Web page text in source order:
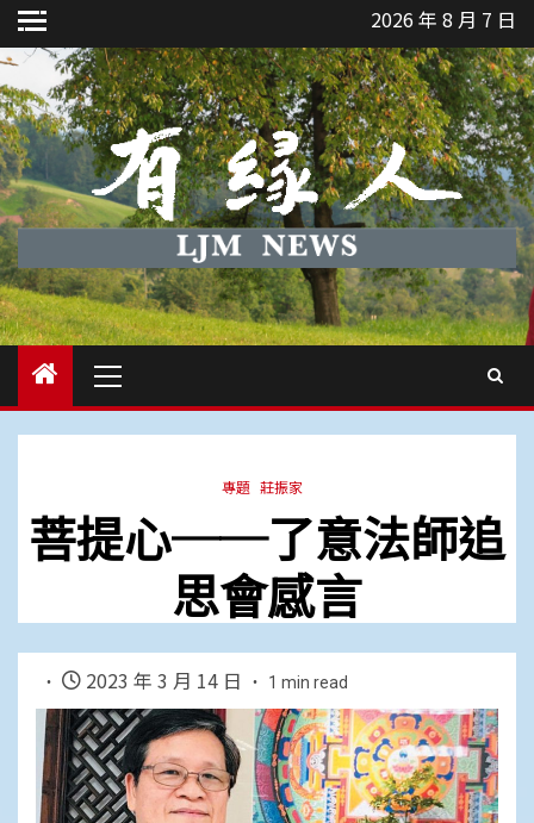
Skip
to
content
2026 年 8 月 7 日
Menu
專題 莊振家
菩提心──了意法師追
思會感言
2023 年 3 月 14 日 1 min read